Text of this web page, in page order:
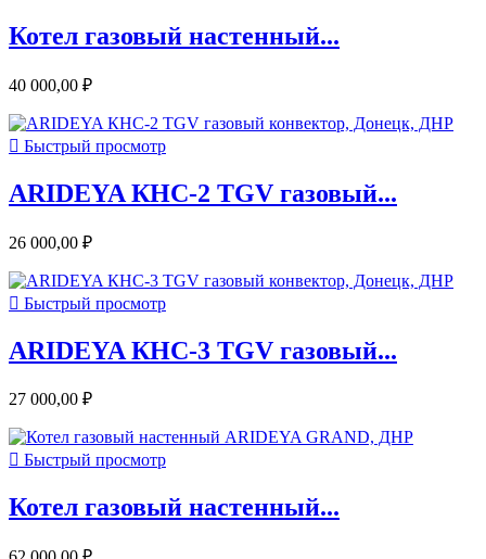
Котел газовый настенный...
40 000,00 ₽
 Быстрый просмотр
ARIDEYA КНС-2 TGV газовый...
26 000,00 ₽
 Быстрый просмотр
ARIDEYA КНС-3 TGV газовый...
27 000,00 ₽
 Быстрый просмотр
Котел газовый настенный...